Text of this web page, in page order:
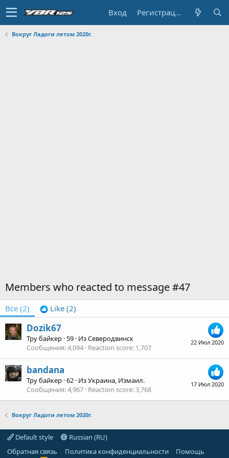
Вход Регистрация
Вокруг Ладоги летом 2020г.
Members who reacted to message #47
Все (2) Like (2)
22 Июл 2020
Dozik67
Тру байкер ·59 · ИзСеверодвинск
Сообщения 4,094 Reaction score 1,707
17 Июл 2020
bandana
Тру байкер ·62 · ИзУкраина, Измаил.
Сообщения 4,967 Reaction score 3,768
Вокруг Ладоги летом 2020г.
Default style
Russian (RU)
Обратная связь
Политика конфиденциальности
Помощь